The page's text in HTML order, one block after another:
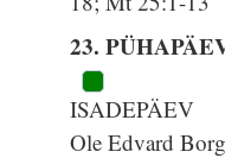
23.
ISADEPÄEV
Ole Edvard